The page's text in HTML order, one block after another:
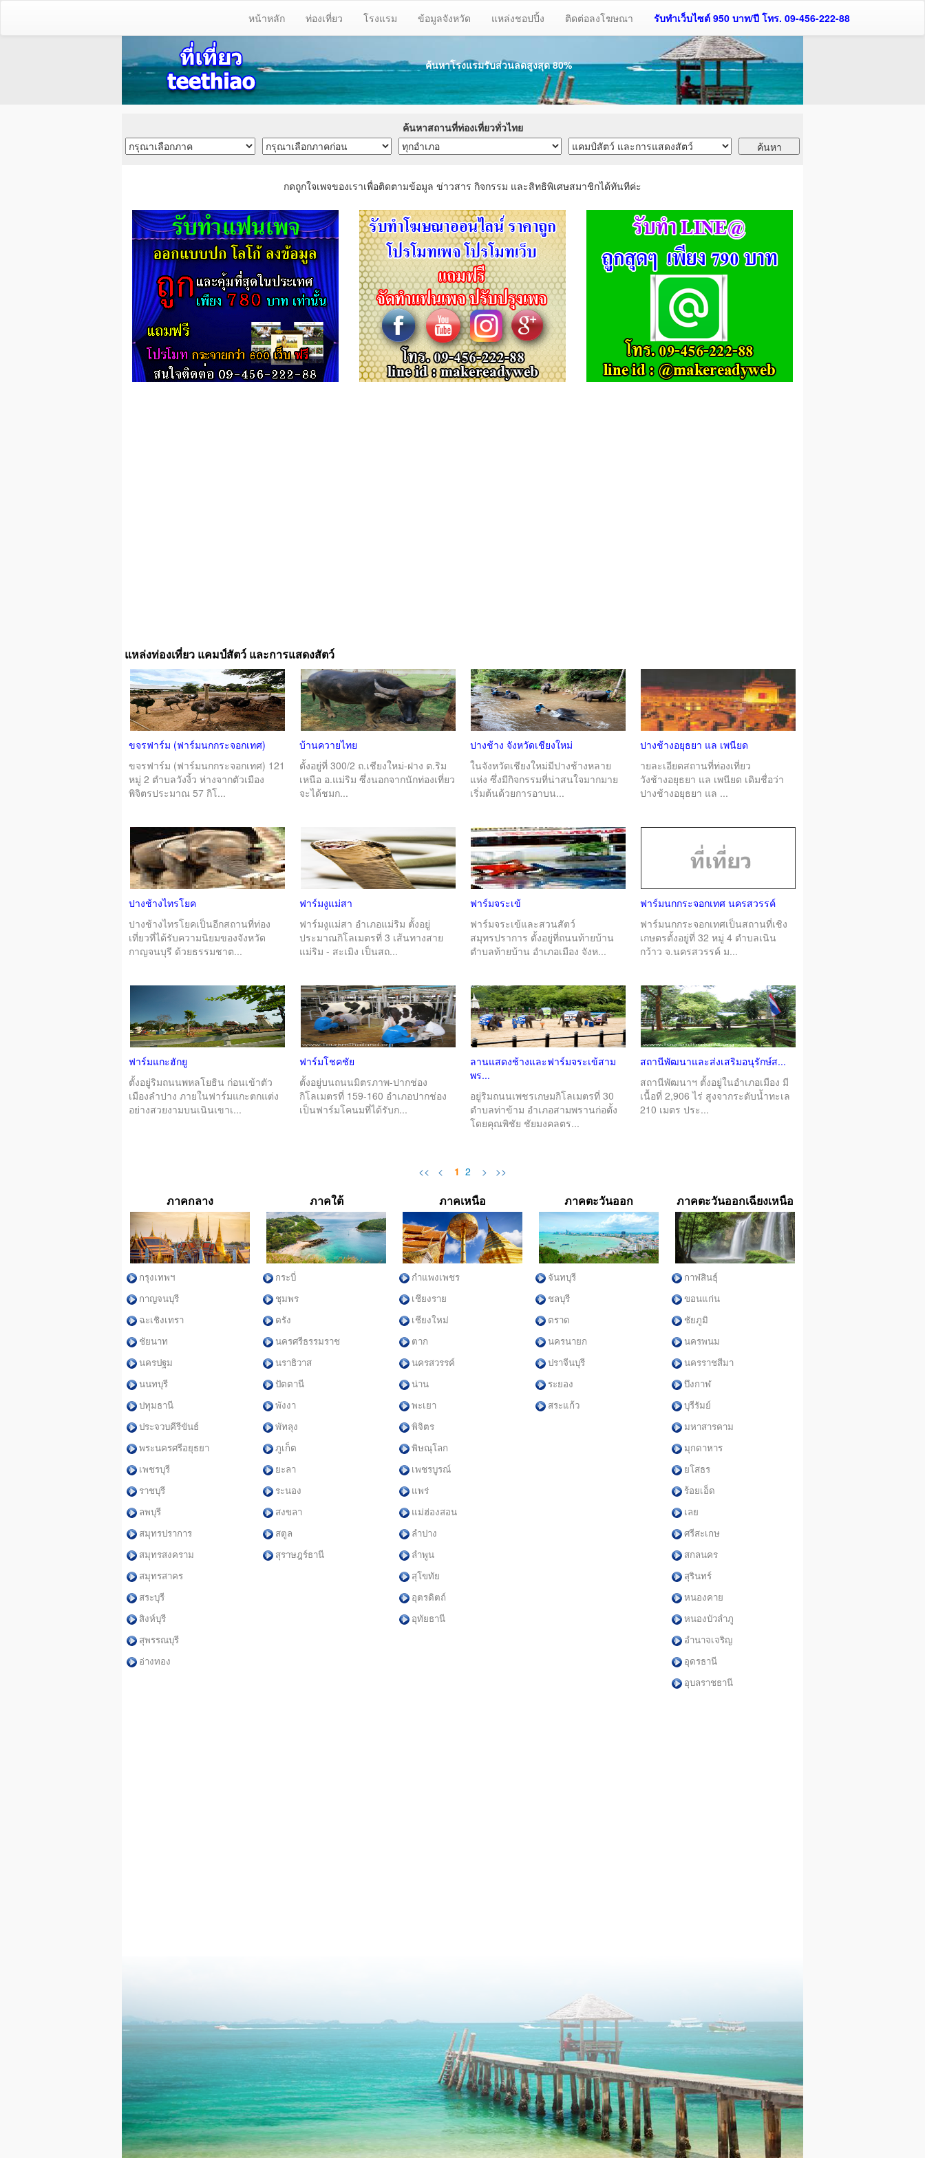
หน้าหลัก ท่องเที่ยว โรงแรม ข้อมูลจังหวัด แหล่งชอปปิ้ง ติดต่อลงโฆษณา รับทำเว็บไซต์ 950 บาท/ปี โทร. 09-456-222-88
ค้นหาโรงแรมรับส่วนลดสูงสุด 80%
ค้นหาสถานที่ท่องเที่ยวทั่วไทย
กดถูกใจเพจของเราเพื่อติดตามข้อมูล ข่าวสาร กิจกรรม และสิทธิพิเศษสมาชิกได้ทันทีค่ะ
แหล่งท่องเที่ยว แคมป์สัตว์ และการแสดงสัตว์
ขจรฟาร์ม (ฟาร์มนกกระจอกเทศ)
ขจรฟาร์ม (ฟาร์มนกกระจอกเทศ) 121
หมู่ 2 ตำบลวังงิ้ว ห่างจากตัวเมือง
พิจิตรประมาณ 57 กิโ...
บ้านควายไทย
ตั้งอยู่ที่ 300/2 ถ.เชียงใหม่-ฝาง ต.ริม
เหนือ อ.แม่ริม ซึ่งนอกจากนักท่องเที่ยว
จะได้ชมก...
ปางช้าง จังหวัดเชียงใหม่
ในจังหวัดเชียงใหม่มีปางช้างหลาย
แห่ง ซึ่งมีกิจกรรมที่น่าสนใจมากมาย
เริ่มต้นด้วยการอาบน...
ปางช้างอยุธยา แล เพนียด
ายละเอียดสถานที่ท่องเที่ยว
วังช้างอยุธยา แล เพนียด เดิมชื่อว่า
ปางช้างอยุธยา แล ...
ปางช้างไทรโยค
ปางช้างไทรโยคเป็นอีกสถานที่ท่อง
เที่ยวที่ได้รับความนิยมของจังหวัด
กาญจนบุรี ด้วยธรรมชาต...
ฟาร์มงูแม่สา
ฟาร์มงูแม่สา อำเภอแม่ริม ตั้งอยู่
ประมาณกิโลเมตรที่ 3 เส้นทางสาย
แม่ริม - สะเมิง เป็นสถ...
ฟาร์มจระเข้
ฟาร์มจระเข้และสวนสัตว์
สมุทรปราการ ตั้งอยู่ที่ถนนท้ายบ้าน
ตำบลท้ายบ้าน อำเภอเมือง จังห...
ฟาร์มนกกระจอกเทศ นครสวรรค์
ฟาร์มนกกระจอกเทศเป็นสถานที่เชิง
เกษตรตั้งอยู่ที่ 32 หมู่ 4 ตำบลเนิน
กว้าว จ.นครสวรรค์ ม...
ฟาร์มแกะฮักยู
ตั้งอยู่ริมถนนพหลโยธิน ก่อนเข้าตัว
เมืองลำปาง ภายในฟาร์มแกะตกแต่ง
อย่างสวยงามบนเนินเขาเ...
ฟาร์มโชคชัย
ตั้งอยู่บนถนนมิตรภาพ-ปากช่อง
กิโลเมตรที่ 159-160 อำเภอปากช่อง
เป็นฟาร์มโคนมที่ได้รับก...
ลานแสดงช้างและฟาร์มจระเข้สาม
พร...
อยู่ริมถนนเพชรเกษมกิโลเมตรที่ 30
ตำบลท่าข้าม อำเภอสามพรานก่อตั้ง
โดยคุณพิชัย ชัยมงคลตร...
สถานีพัฒนาและส่งเสริมอนุรักษ์ส...
สถานีพัฒนาฯ ตั้งอยู่ในอำเภอเมือง มี
เนื้อที่ 2,906 ไร่ สูงจากระดับน้ำทะเล
210 เมตร ประ...
<< < 1 2 > >>
ภาคกลาง
กรุงเทพฯ
กาญจนบุรี
ฉะเชิงเทรา
ชัยนาท
นครปฐม
นนทบุรี
ปทุมธานี
ประจวบคีรีขันธ์
พระนครศรีอยุธยา
เพชรบุรี
ราชบุรี
ลพบุรี
สมุทรปราการ
สมุทรสงคราม
สมุทรสาคร
สระบุรี
สิงห์บุรี
สุพรรณบุรี
อ่างทอง
ภาคใต้
กระบี่
ชุมพร
ตรัง
นครศรีธรรมราช
นราธิวาส
ปัตตานี
พังงา
พัทลุง
ภูเก็ต
ยะลา
ระนอง
สงขลา
สตูล
สุราษฎร์ธานี
ภาคเหนือ
กำแพงเพชร
เชียงราย
เชียงใหม่
ตาก
นครสวรรค์
น่าน
พะเยา
พิจิตร
พิษณุโลก
เพชรบูรณ์
แพร่
แม่ฮ่องสอน
ลำปาง
ลำพูน
สุโขทัย
อุตรดิตถ์
อุทัยธานี
ภาคตะวันออก
จันทบุรี
ชลบุรี
ตราด
นครนายก
ปราจีนบุรี
ระยอง
สระแก้ว
ภาคตะวันออกเฉียงเหนือ
กาฬสินธุ์
ขอนแก่น
ชัยภูมิ
นครพนม
นครราชสีมา
บึงกาฬ
บุรีรัมย์
มหาสารคาม
มุกดาหาร
ยโสธร
ร้อยเอ็ด
เลย
ศรีสะเกษ
สกลนคร
สุรินทร์
หนองคาย
หนองบัวลำภู
อำนาจเจริญ
อุดรธานี
อุบลราชธานี